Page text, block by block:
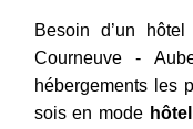
Besoin d’un
Courneuve -
hébergements les
sois en mode